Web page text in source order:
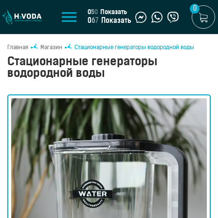
МАГАЗИН
Генераторы
водородной
воды
Портативные
генераторы
Стационарные
генераторы
Водородные
кувшины
Водородные
050 Показать
067 Показать
0
Главная Магазин Стационарные генераторы водородной воды
Стационарные генераторы
водородной воды